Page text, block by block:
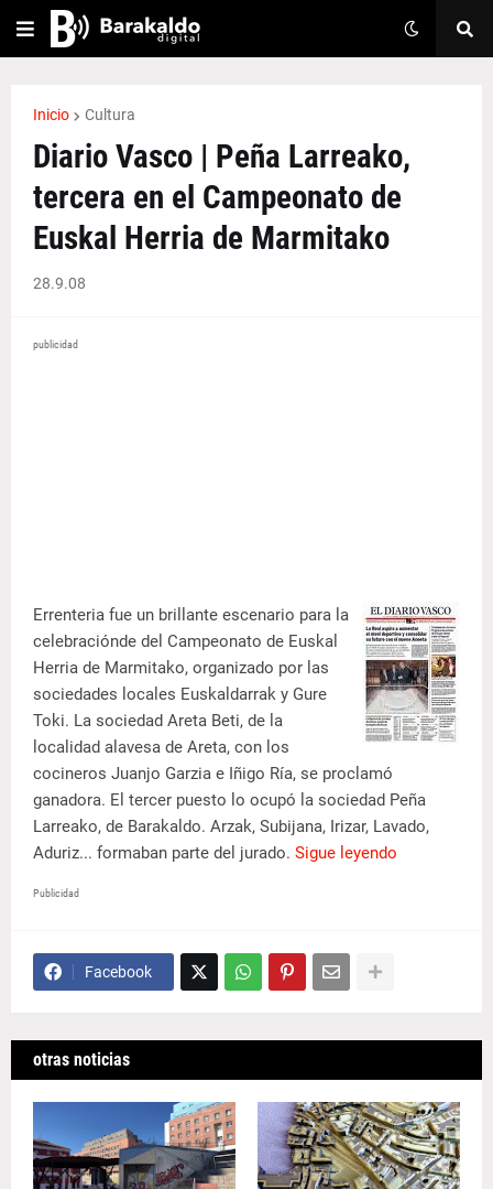
Inicio Cultura
Diario Vasco | Peña Larreako,
tercera en el Campeonato de
Euskal Herria de Marmitako
28.9.08
publicidad
Errenteria fue un brillante escenario para la
celebraciónde del Campeonato de Euskal
Herria de Marmitako, organizado por las
sociedades locales Euskaldarrak y Gure
Toki. La sociedad Areta Beti, de la
localidad alavesa de Areta, con los
cocineros Juanjo Garzia e Iñigo Ría, se proclamó
ganadora. El tercer puesto lo ocupó la sociedad Peña
Larreako, de Barakaldo. Arzak, Subijana, Irizar, Lavado,
Aduriz... formaban parte del jurado. Sigue leyendo
Publicidad
Facebook
otras noticias